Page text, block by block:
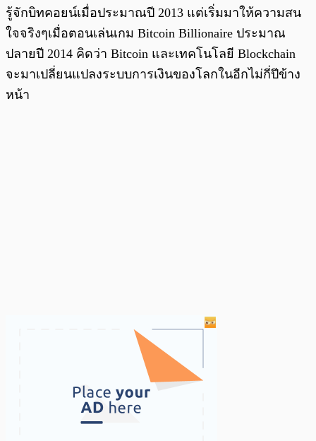
รู้จักบิทคอยน์เมื่อประมาณปี 2013 แต่เริ่มมาให้ความสน
ใจจริงๆเมื่อตอนเล่นเกม Bitcoin Billionaire ประมาณ
ปลายปี 2014 คิดว่า Bitcoin และเทคโนโลยี Blockchain
จะมาเปลี่ยนแปลงระบบการเงินของโลกในอีกไม่กี่ปีข้าง
หน้า